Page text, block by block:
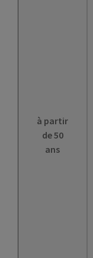
à partir
de 50
ans